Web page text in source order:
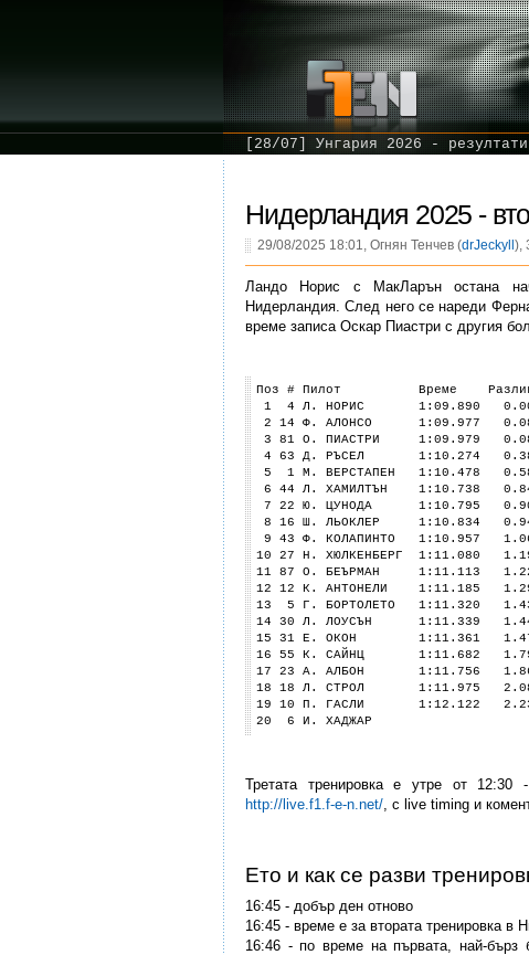
[28/07] Унгария 2026 -
Нидерландия 2025 -
29/08/2025 18:01, Огнян Тенчев (drJeckyll ),
Ландо Норис с МакЛарън остана
Нидерландия. След него се нареди
време записа Оскар Пиастри с другия
Поз # Пилот Време
1 4 Л. НОРИС 1:09.890 0.000
2 14 Ф. АЛОНСО 1:09.977
3 81 О. ПИАСТРИ 1:09.979
4 63 Д. РЪСЕЛ 1:10.274 0.384
5 1 М. ВЕРСТАПЕН 1:10.478
6 44 Л. ХАМИЛТЪН 1:10.738
7 22 Ю. ЦУНОДА 1:10.795
8 16 Ш. ЛЬОКЛЕР 1:10.834
9 43 Ф. КОЛАПИНТО 1:10.957
10 27 Н. ХЮЛКЕНБЕРГ 1:11.080
11 87 О. БЕЪРМАН 1:11.113
12 12 К. АНТОНЕЛИ 1:11.185
13 5 Г. БОРТОЛЕТО 1:11.320
14 30 Л. ЛОУСЪН 1:11.339
15 31 Е. ОКОН 1:11.361 1.471
16 55 К. САЙНЦ 1:11.682 1.792
17 23 А. АЛБОН 1:11.756 1.866
18 18 Л. СТРОЛ 1:11.975
19 10 П. ГАСЛИ 1:12.122 2.232
20 6 И.
Третата тренировка е утре от
http://live.f1.f-e-n.net/, с live timing и
Ето и как се разви
16:45 - добър ден отново
16:45 - време е за втората тренировка в
16:46 - по време на първата, най-